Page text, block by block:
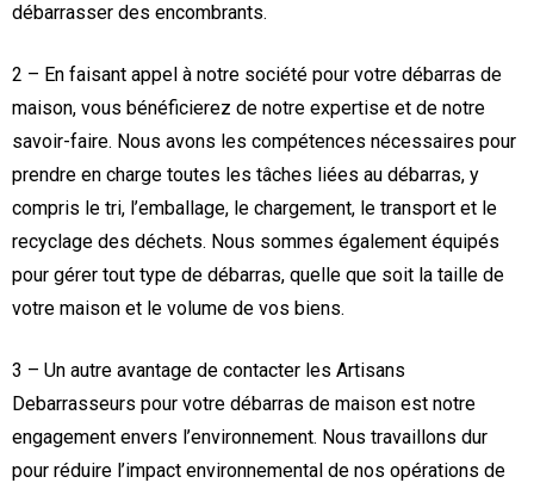
débarrasser des encombrants.
2 – En faisant appel à notre société pour votre débarras de
maison, vous bénéficierez de notre expertise et de notre
savoir-faire. Nous avons les compétences nécessaires pour
prendre en charge toutes les tâches liées au débarras, y
compris le tri, l’emballage, le chargement, le transport et le
recyclage des déchets. Nous sommes également équipés
pour gérer tout type de débarras, quelle que soit la taille de
votre maison et le volume de vos biens.
3 – Un autre avantage de contacter les Artisans
Debarrasseurs pour votre débarras de maison est notre
engagement envers l’environnement. Nous travaillons dur
pour réduire l’impact environnemental de nos opérations de